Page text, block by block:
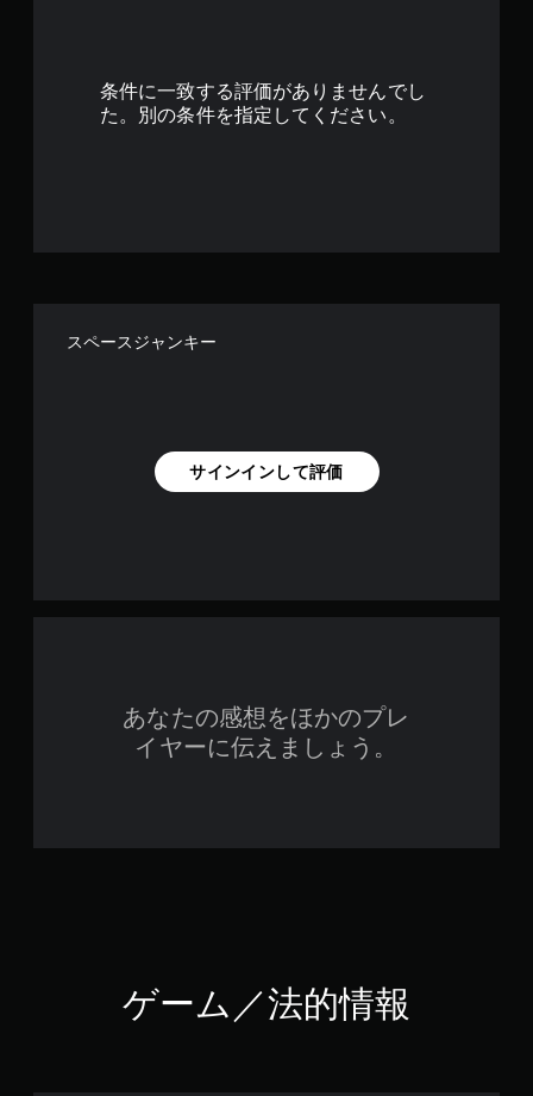
条件に一致する評価がありませんでし
た。別の条件を指定してください。
スペースジャンキー
サインインして評価
あなたの感想をほかのプレ
イヤーに伝えましょう。
ゲーム／法的情報